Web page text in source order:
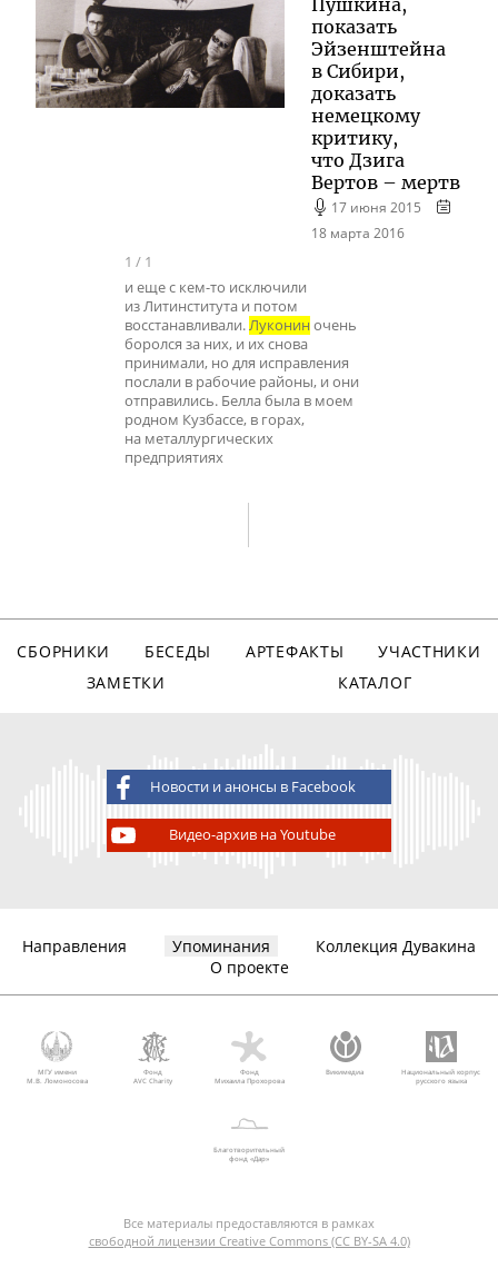
показать
Эйзенштейна
в Сибири,
доказать
немецкому
критику,
что Дзига
Вертов – мертв
17 июня 2015
18 марта 2016
1 / 1
и еще с кем-то исключили
из Литинститута и потом
восстанавливали.Луконин очень
боролся за них, и их снова
принимали, но для исправления
послали в рабочие районы, и они
отправились. Белла была в моем
родном Кузбассе, в горах,
на металлургических
предприятиях
СБОРНИКИ БЕСЕДЫ АРТЕФАКТЫ
УЧАСТНИКИ
ЗАМЕТКИ
КАТАЛОГ
Новости и анонсы в Facebook
Видео-архив на Youtube
Направления Упоминания
Коллекция Дувакина
О проекте
МГУ имени
М.В. Ломоносова
Фонд
AVC Charity
Фонд
Михаила Прохорова
Викимедиа
Национальный корпус
русского языка
Благотворительный
фонд «Дар»
Все материалы предоставляются в рамках
свободной лицензии Creative Commons (CC BY-SA 4.0)